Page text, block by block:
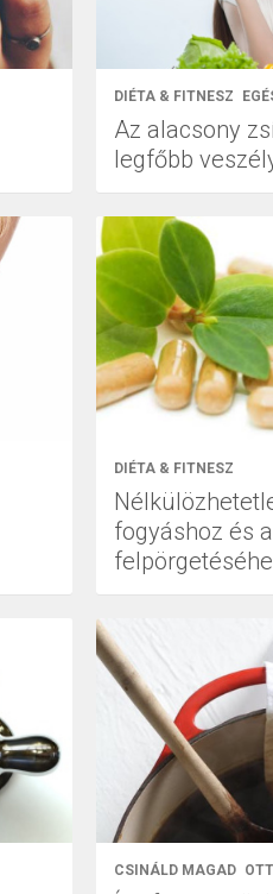
DIÉTA & FITNESZ
Az alacsony
legfőbb
DIÉTA & FITNESZ
fogyáshoz és
CSINÁLD MAGAD